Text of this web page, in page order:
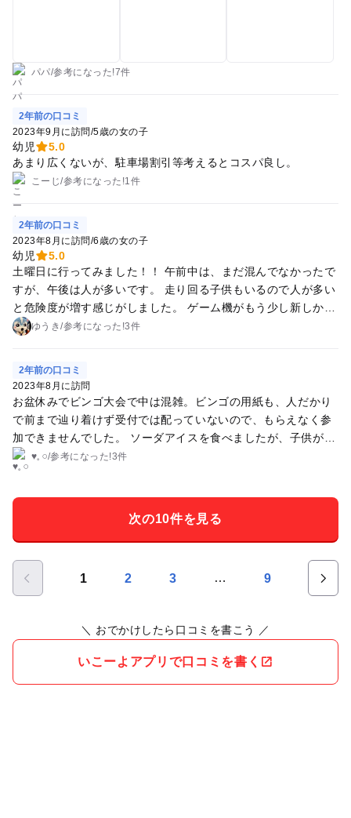
パパ/参考に なった!7件
2年前の口コミ
2023年9月に訪問/5歳の女の子
幼児
5.0
あまり広くないが、駐車場割引等考えるとコスパ良し。
こーじ/参考になった!1件
2年前の口コミ
2023年8月に訪問/6歳の女の子
幼児
5.0
土曜日に行ってみました！！ 午前中は、まだ混んでなかったで
すが、午後は人が多いです。 走り回る子供もいるので人が多い
と危険度が増す感じがしました。 ゲーム機がもう少し新しかっ
たら◎かなぁーって感じです。
ゆうき/参考になった!3件
2年前の口コミ
2023年8月に訪問
お盆休みでビンゴ大会で中は混雑。ビンゴの用紙も、人だかり
で前まで辿り着けず受付では配っていないので、もらえなく参
加できませんでした。 ソーダアイスを食べましたが、子供が変
な味がすると言い食べれないので、捨てました。ソーダアイス
がまずいと初めての事でした。 クレープも食券を購入して1番
券を購入した人が先にこっちに来てと中の定員と知り合いみた
いで呼ばれて普通に順番抜かしされました。アイスは好みがあ
るので仕方ないと思いますが、順番抜かしは不満足です。
♥𓈒 𓏸/参考に なった!3件
次の10件を見る
1 2 3 … 9
＼ おでかけしたら口コミを書こう ／
いこーよアプリで口コミを書く